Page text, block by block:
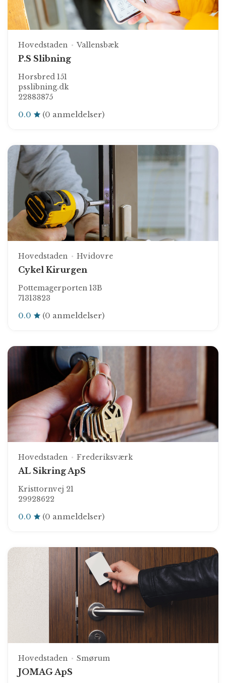
Hovedstaden Vallensbæk
P.S Slibning
Horsbred 151
psslibning.dk
22883875
0.0 (0 anmeldelser)
Hovedstaden Hvidovre
Cykel Kirurgen
Pottemagerporten 13B
71313823
0.0 (0 anmeldelser)
Hovedstaden Frederiksværk
AL Sikring ApS
Kristtornvej 21
29928622
0.0 (0 anmeldelser)
Hovedstaden Smørum
JOMAG ApS